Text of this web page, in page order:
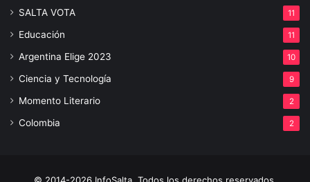
SALTA VOTA 11
Educación 11
Argentina Elige 2023 10
Ciencia y Tecnología 9
Momento Literario 2
Colombia 2